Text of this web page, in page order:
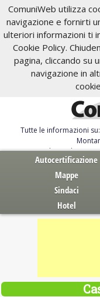
ComuniWeb utilizza
navigazione e fornirti
ulteriori informazioni ti
Cookie Policy.
pagina, cliccando su
navigazione in
Tutte le informazioni
Servizi al Cittadino.
Autocertificazione
Mappe
Sindaci
Hotel